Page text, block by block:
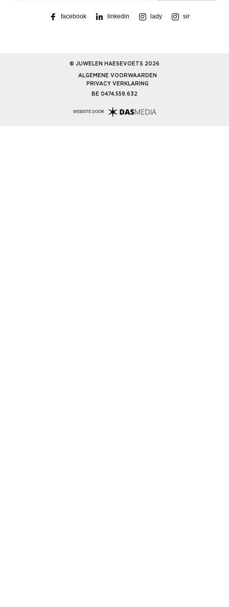
facebook linkedin lady sir
© JUWELEN HAESEVOETS 2026
ALGEMENE VOORWAARDEN
PRIVACY VERKLARING
BE 0474.559.632
WEBSITE DOOR